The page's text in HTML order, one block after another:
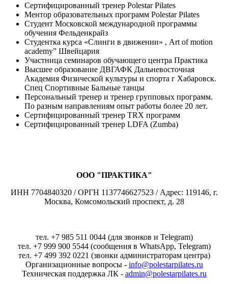
Сертифицированный тренер Polestar Pilates
Ментор образовательных программ Polestar Pilates
Студент Московской международной программы
обучения Фельденкрайз
Студентка курса «Слинги в движении» , Art of motion
academy” Швейцария
Участница семинаров обучающего центра Практика
Высшее образование ДВГАФК Дальневосточная
Академия Физической культуры и спорта г Хабаровск.
Спец Спортивные Бальные танцы
Персональный тренер и тренер групповых программ.
По разным направлениям опыт работы более 20 лет.
Сертифицированный тренер TRX программ
Сертифицированный тренер LDFA (Zumba)
ООО "ПРАКТИКА"
ИНН 7704840320 / ОРГН 1137746627523 / Адрес: 119146, г.
Москва, Комсомольский проспект, д. 28
тел. +7 985 511 0044 (для звонков и Telegram)
тел. +7 999 900 5544 (сообщения в WhatsApp, Telegram)
тел. +7 499 392 0221 (звонки администраторам центра)
Организационные вопросы - info@polestarpilates.ru
Техническая поддержка ЛК - admin@polestarpilates.ru